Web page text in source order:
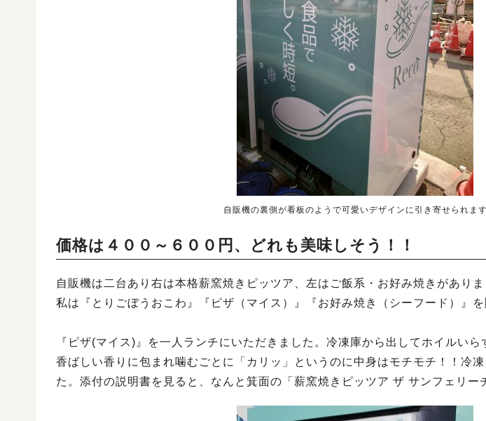
自販機の裏側が看板のようで可愛いデザインに引き寄せられます
価格は４００～６００円、どれも美味しそう！！
自販機は二台あり右は本格薪窯焼きピッツア、左はご飯系・お好み焼きがありま
私は『とりごぼうおこわ』『ピザ（マイス）』『お好み焼き（シーフード）』を
『ピザ(マイス)』を一人ランチにいただきました。冷凍庫から出してホイルいら
香ばしい香りに包まれ噛むごとに「カリッ」というのに中身はモチモチ！！冷
た。添付の説明書を見ると、なんと箕面の「薪窯焼きピッツア ザ サンフェリー